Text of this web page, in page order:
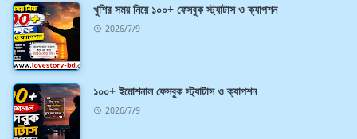
খুশির সময় নিয়ে ১০০+ ফেসবুক স্ট্যাটাস ও ক্যাপশন
2026/7/9
১০০+ ইমোশনাল ফেসবুক স্ট্যাটাস ও ক্যাপশন
2026/7/9